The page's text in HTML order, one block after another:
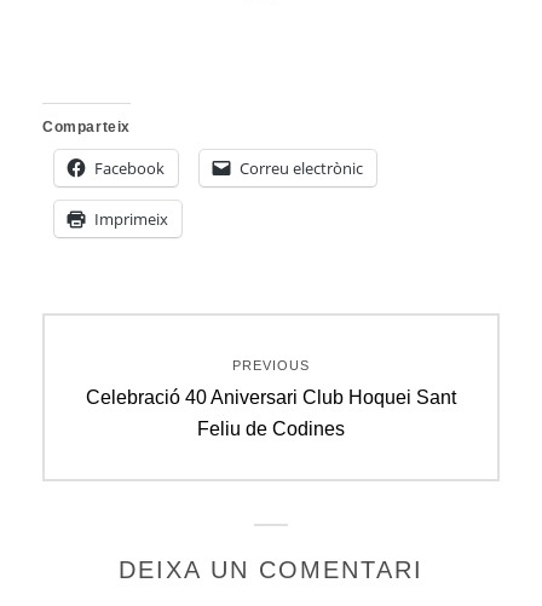
Comparteix
Facebook Correu electrònic
Imprimeix
d'entrades
PREVIOUS
Previous
Celebració 40 Aniversari Club Hoquei Sant
Feliu de Codines
DEIXA UN COMENTARI